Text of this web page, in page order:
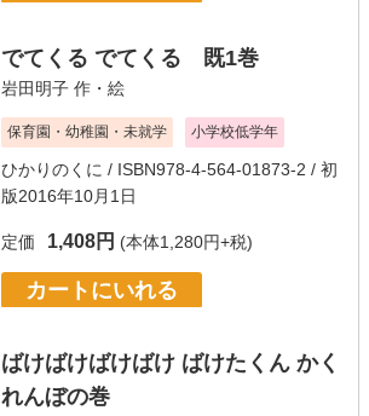
でてくる でてくる 既1巻
岩田明子 作・絵
保育園・幼稚園・未就学 小学校低学年
ひかりのくに / ISBN978-4-564-01873-2 / 初
版2016年10月1日
定価 1,408円 (本体1,280円+税)
カートにいれる
ばけばけばけばけ ばけたくん かく
れんぼの巻